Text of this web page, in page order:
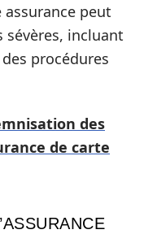
assurance peut
sévères, incluant
procédures
des
de carte